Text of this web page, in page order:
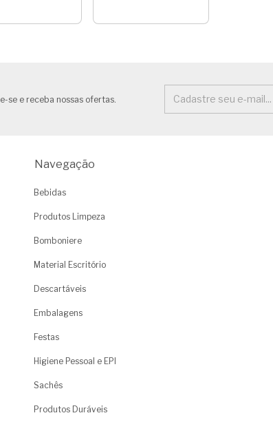
se e receba nossas ofertas.
Navegação
Bebidas
Produtos Limpeza
Bomboniere
Material Escritório
Descartáveis
Embalagens
Festas
Higiene Pessoal e EPI
Sachês
Produtos Duráveis